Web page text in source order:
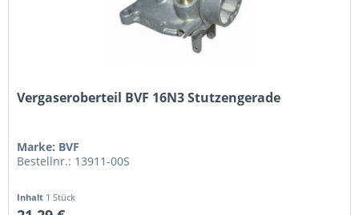
Vergaseroberteil BVF 16N3 Stutzengerade
Marke: BVF
Bestellnr.: 13911-00S
Inhalt 1 Stück